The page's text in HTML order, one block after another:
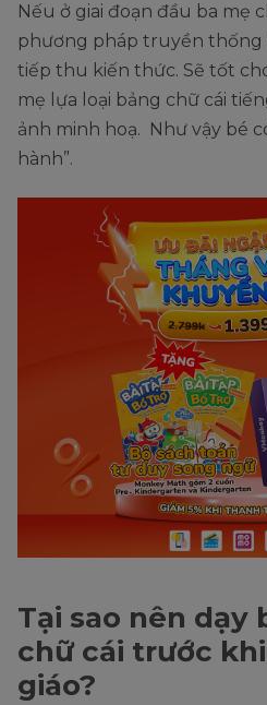
Nếu ở giai đoạn đầu ba mẹ
phương pháp truyền thống
tiếp thu kiến thức. Sẽ tốt
mẹ lựa loại bảng chữ cái
ảnh minh hoạ. Như vậy bé
hành”.
Tại sao nên dạy
chữ cái trước
giáo?